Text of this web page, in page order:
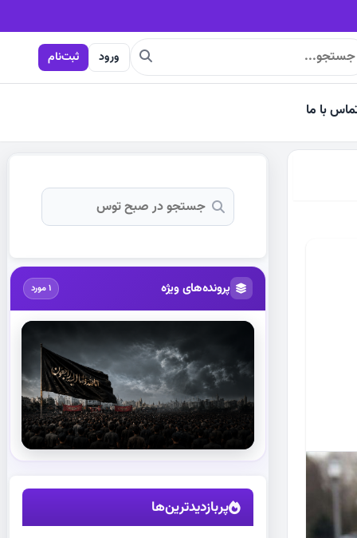
ورود ثبت‌نام
با ما
پرونده‌های ویژه 1 مورد
مشاهده اخبار
پربازدیدترین‌ها